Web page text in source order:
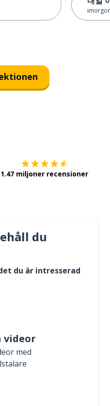
1.47 miljoner recensioner
du
du är intresserad
videor
med